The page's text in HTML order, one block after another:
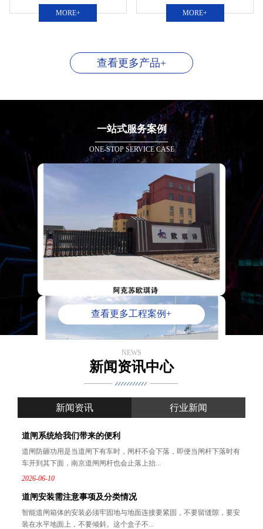
MORE+ MORE+
查看更多产品+
一站式服务案例
ONE-STOP SERVICE CASE
查看更多工程案例+
NEWS
新闻资讯中心
新闻资讯 行业新闻
道闸系统给我们带来的便利
道闸防砸功用是当道闸下有车时，闸杆不会下落，即便当闸杆下落时有
车开到其下面，南京道闸闸杆也会止落上抬...
2026-06-10
道闸安装需注意事项及分类情况
智能道闸箱体的安装必须牢固地与地面连接要紧固，不要留缝隙，要安
装在水平地面上，不要倾斜。这个盒子不...